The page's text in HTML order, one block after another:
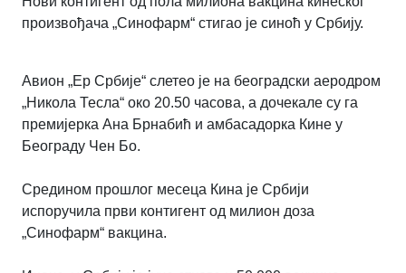
произвођача „Синофарм“ стигао је синоћ у Србију.
Авион „Ер Србије“ слетео је на београдски аеродром
„Никола Тесла“ око 20.50 часова, а дочекале су га
премијерка Ана Брнабић и амбасадорка Кине у
Београду Чен Бо.
Средином прошлог месеца Кина је Србији
испоручила први контигент од милион доза
„Синофарм“ вакцина.